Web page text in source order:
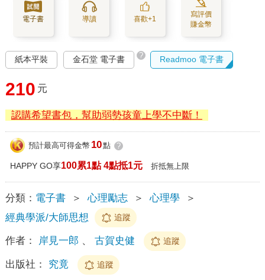
電子書 導讀 喜歡+1
寫評價
賺金幣
紙本平裝 金石堂 電子書 ? Readmoo 電子書
210 元
認購希望書包，幫助弱勢孩童上學不中斷！
預計最高可得金幣 10點 ?
HAPPY GO享100累1點 4點抵1元 折抵無上限
分類： 電子書 ＞ 心理勵志 ＞ 心理學
＞
經典學派/大師思想
追蹤
作者： 岸見一郎 、 古賀史健 追蹤
出版社： 究竟 追蹤